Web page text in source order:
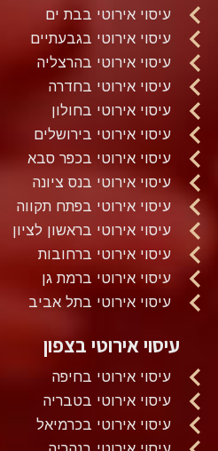
עיסוי אירוטי בבת ים
עיסוי אירוטי בגבעתיים
עיסוי אירוטי בהרצליה
עיסוי אירוטי בחדרה
עיסוי אירוטי בחולון
עיסוי אירוטי בירושלים
עיסוי אירוטי בכפר סבא
עיסוי אירוטי בנס ציונה
עיסוי אירוטי בפתח תקווה
עיסוי אירוטי בראשון לציון
עיסוי אירוטי ברחובות
עיסוי אירוטי ברמת גן
עיסוי אירוטי בתל אביב
עיסוי אירוטי בצפון
עיסוי אירוטי בחיפה
עיסוי אירוטי בטבריה
עיסוי אירוטי בכרמיאל